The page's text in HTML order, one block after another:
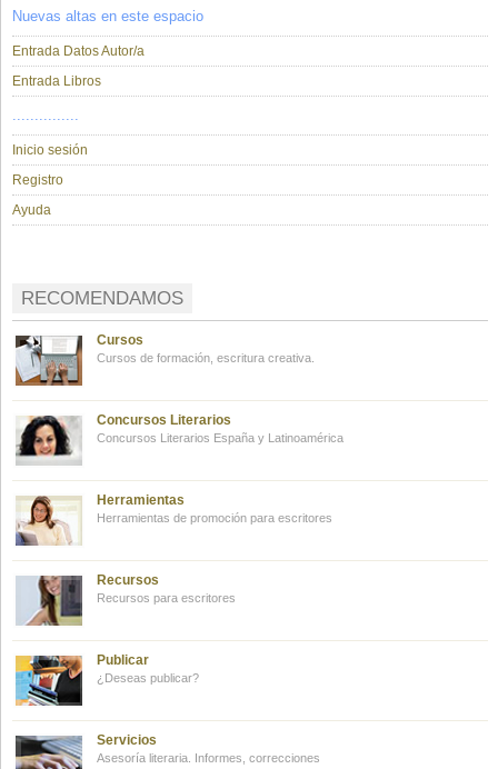
Nuevas altas en este espacio
Entrada Datos Autor/a
Entrada Libros
...............
Inicio sesión
Registro
Ayuda
RECOMENDAMOS
Cursos
Cursos de formación, escritura creativa.
Concursos Literarios
Concursos Literarios España y Latinoamérica
Herramientas
Herramientas de promoción para escritores
Recursos
Recursos para escritores
Publicar
¿Deseas publicar?
Servicios
Asesoría literaria. Informes, correcciones